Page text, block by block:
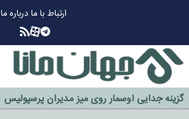
ارتباط با مادرباره ما
چرا طلا دوباره افزایشی شد؟
گزینه جدایی اوسمار روی میز مدیران پرسپولیس
آیا رئیس جمهور آمریکا قانون را دور می‌زند؟